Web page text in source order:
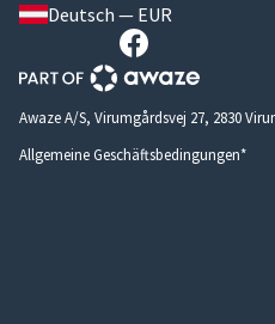
Deutsch — EUR
Awaze A/S, Virumgårdsvej 27, 2830
Allgemeine Geschäftsbedingungen*